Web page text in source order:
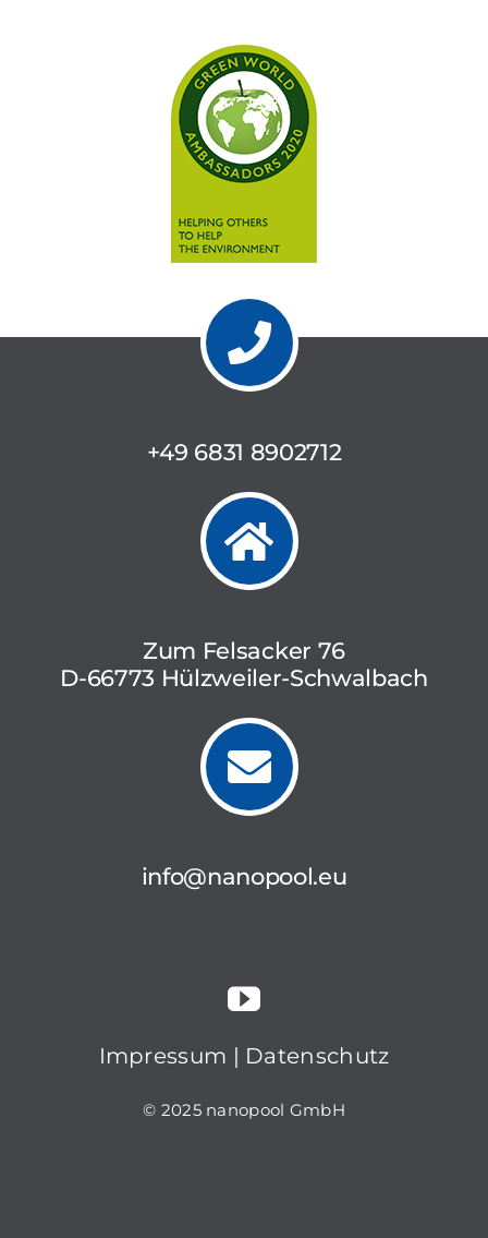
+49 6831 8902712
Zum Felsacker 76
D-66773 Hülzweiler-Schwalbach
info@nanopool.eu
Impressum | Datenschutz
© 2025 nanopool GmbH